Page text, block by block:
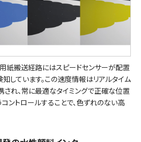
紙搬送経路にはスピードセンサーが配置
しています。この速度情報はリアルタイム
れ、常に最適なタイミングで正確な位置
ントロールすることで、色ずれのない高